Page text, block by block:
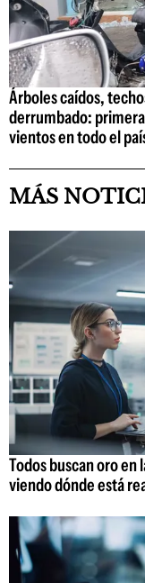
Árboles caídos,
derrumbado:
vientos en todo el
MÁS
Todos buscan oro
viendo dónde está